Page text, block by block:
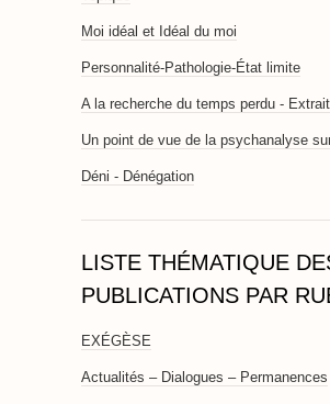
Moi idéal et Idéal du moi
Personnalité-Pathologie-État limite
A la recherche du temps perdu -
Un point de vue de la psychanalyse
Déni - Dénégation
LISTE THÉMATIQUE
PUBLICATIONS PAR
EXÉGÈSE
Actualités – Dialogues – Permanences